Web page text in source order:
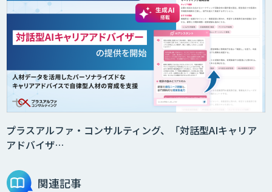
プラスアルファ・コンサルティング、「対話型AIキャリア
アドバイザ…
関連記事